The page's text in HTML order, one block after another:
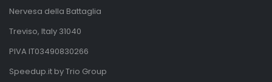
Nervesa della Battaglia
Treviso, Italy 31040
PIVA IT03490830266
Speedup.it by Trio Group